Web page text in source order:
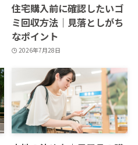
住宅購入前に確認したいゴ
ミ回収方法｜見落としがち
なポイント
2026年7月28日